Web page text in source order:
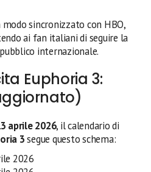
sincronizzato con HBO,
ai fan italiani di seguire la
internazionale.
Euphoria 3:
aprile 2026, il calendario di
3segue questo schema:
2026